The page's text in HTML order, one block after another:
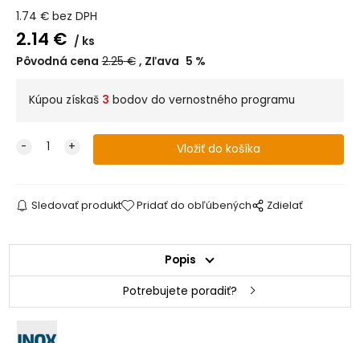
1.74 € bez DPH
2.14 €
ks
Pôvodná cena 2.25€ Zľava 5 %
Kúpou získaš 3 bodov do vernostného programu
Sledovať produkt Pridať do obľúbených Zdielať
Popis
Potrebujete poradiť?